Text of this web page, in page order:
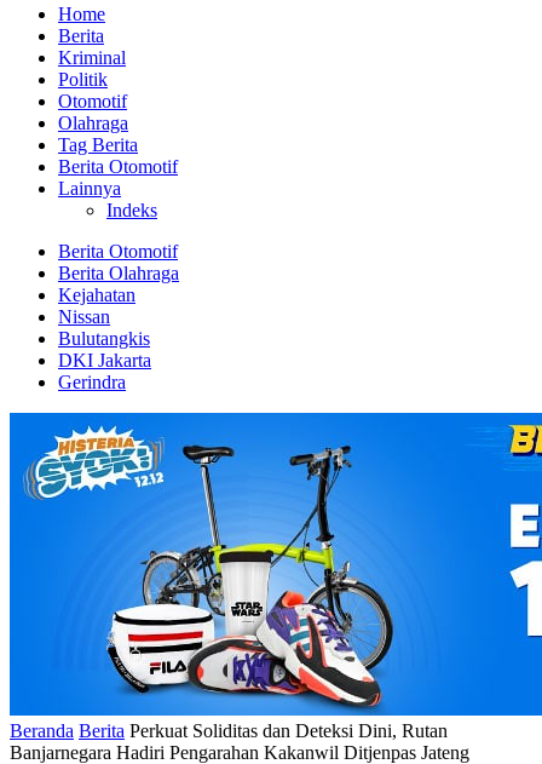
Home
Berita
Kriminal
Politik
Otomotif
Olahraga
Tag Berita
Berita Otomotif
Lainnya
Indeks
Berita Otomotif
Berita Olahraga
Kejahatan
Nissan
Bulutangkis
DKI Jakarta
Gerindra
Beranda Berita Perkuat Soliditas dan Deteksi Dini, Rutan
Banjarnegara Hadiri Pengarahan Kakanwil Ditjenpas Jateng